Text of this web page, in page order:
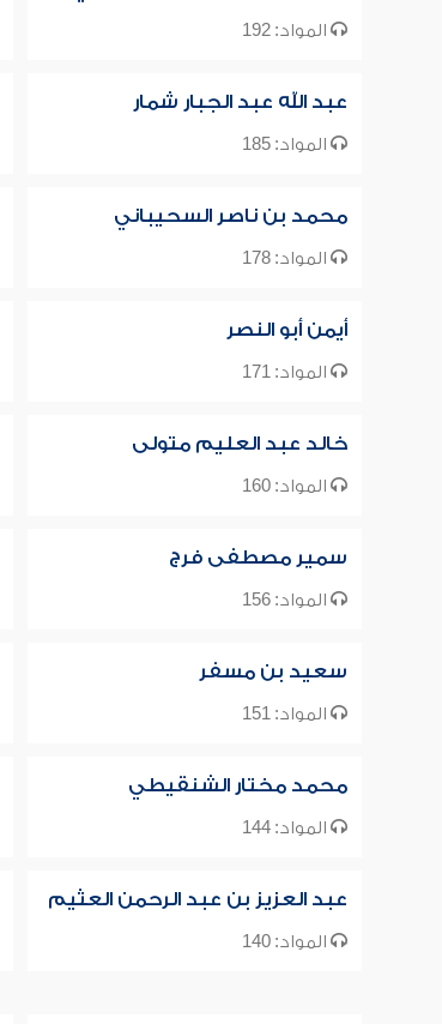
المواد: 192
عبد الله عبد الجبار شمار
المواد: 185
محمد بن ناصر السحيباني
المواد: 178
أيمن أبو النصر
المواد: 171
خالد عبد العليم متولى
المواد: 160
سمير مصطفى فرج
المواد: 156
سعيد بن مسفر
المواد: 151
محمد مختار الشنقيطي
المواد: 144
عبد العزيز بن عبد الرحمن العثيم
المواد: 140